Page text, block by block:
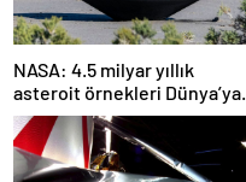
NASA: 4.5 milyar yıllık
asteroit örnekleri Dünya’ya
getirildi; yaşamın
başlangıcına ışık tutabilir